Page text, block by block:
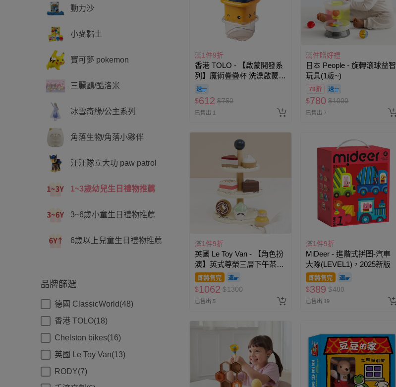
動力沙
小麥黏土
寶可夢 pokemon
三麗鷗/酷洛米
冰雪奇緣/公主系列
角落生物/角落小夥伴
汪汪隊立大功 paw patrol
1~3歲幼兒生日禮物推薦
3~6歲小童生日禮物推薦
6歲以上兒童生日禮物推薦
品牌篩選
德國 ClassicWorld(48)
香港 TOLO(18)
Chelston bikes(16)
英國 Le Toy Van(13)
RODY(7)
滿1件9折
香港 TOLO - 【啟蒙開發系
列】魔術疊疊杯 洗澡啟蒙開
發玩具
$612 $750
已售出 1
滿件贈好禮
日本 People - 旋轉滾球益智
玩具(1歲~)
78折
$780 $1000
已售出 7
滿1件9折
英國 Le Toy Van - 【角色扮
演】英式尊榮三層下午茶糕
點玩具組
即將售完
$1062 $1300
已售出 5
滿1件9折
MiDeer - 進階式拼圖-汽車
大隊(LEVEL1)，2025新版
即將售完
$389 $480
已售出 19